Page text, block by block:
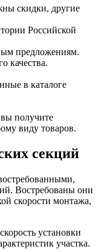
скидки, другие
Российской
предложениям.
качества.
в каталоге
получите
виду товаров.
секций
Востребованы они
скорости монтажа,
установки
участка.